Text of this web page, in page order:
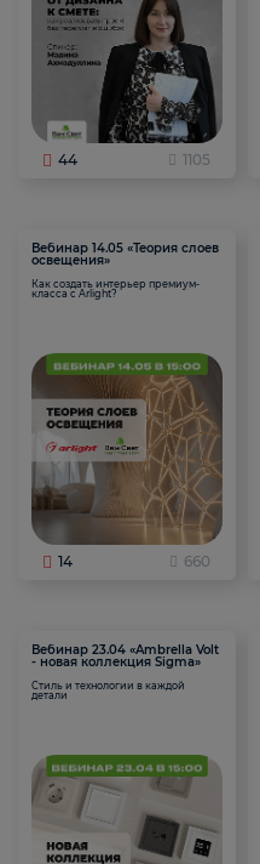
44 1105
Вебинар 14.05 «Теория слоев
освещения»
Как создать интерьер премиум-
класса с Arlight?
14 660
Вебинар 23.04 «Ambrella Volt
- новая коллекция Sigma»
Стиль и технологии в каждой
детали